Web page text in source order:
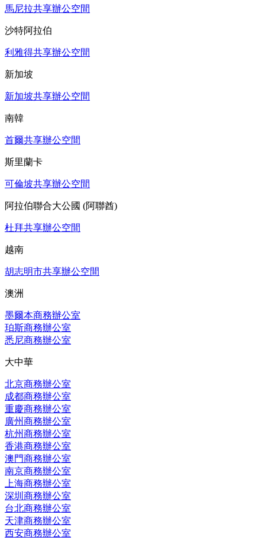
馬尼拉共享辦公空間
沙特阿拉伯
利雅得共享辦公空間
新加坡
新加坡共享辦公空間
南韓
首爾共享辦公空間
斯里蘭卡
可倫坡共享辦公空間
阿拉伯聯合大公國 (阿聯酋)
杜拜共享辦公空間
越南
胡志明市共享辦公空間
澳洲
墨爾本商務辦公室
珀斯商務辦公室
悉尼商務辦公室
大中華
北京商務辦公室
成都商務辦公室
重慶商務辦公室
廣州商務辦公室
杭州商務辦公室
香港商務辦公室
澳門商務辦公室
南京商務辦公室
上海商務辦公室
深圳商務辦公室
台北商務辦公室
天津商務辦公室
西安商務辦公室